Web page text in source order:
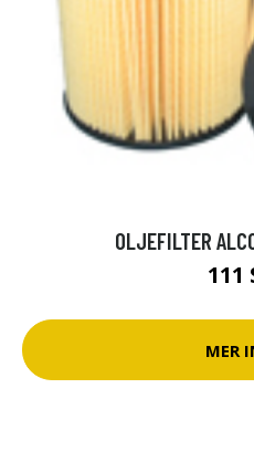
OLJEFILTER
111
MER